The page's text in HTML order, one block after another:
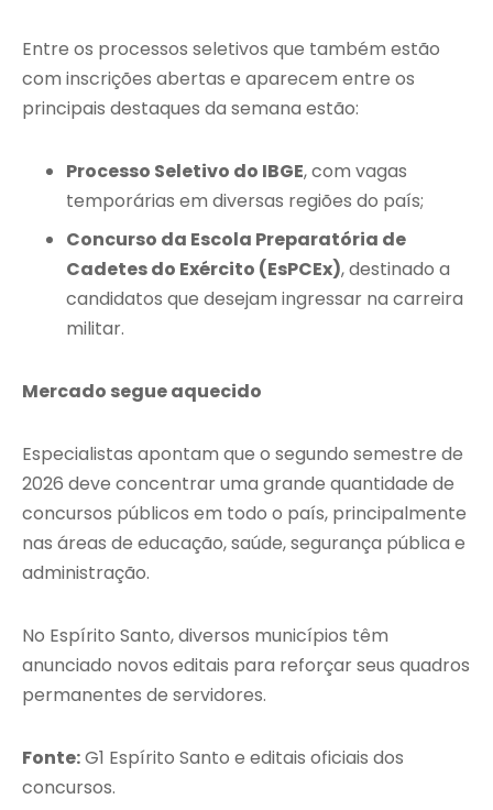
Entre os processos seletivos que também estão
com inscrições abertas e aparecem entre os
principais destaques da semana estão:
Processo Seletivo do IBGE, com vagas
temporárias em diversas regiões do país;
Concurso da Escola Preparatória de
Cadetes do Exército (EsPCEx), destinado a
candidatos que desejam ingressar na carreira
militar.
Mercado segue aquecido
Especialistas apontam que o segundo semestre de
2026 deve concentrar uma grande quantidade de
concursos públicos em todo o país, principalmente
nas áreas de educação, saúde, segurança pública e
administração.
No Espírito Santo, diversos municípios têm
anunciado novos editais para reforçar seus quadros
permanentes de servidores.
Fonte:G1 Espírito Santo e editais oficiais dos
concursos.